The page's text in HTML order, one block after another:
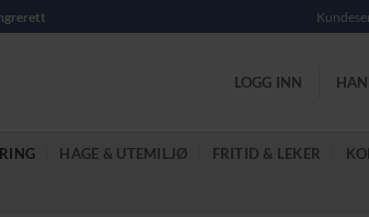
LOGG INN
HAGE & UTEMILJØ FRITID & LEKER